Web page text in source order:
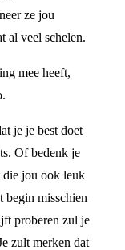
ze jou
al veel schelen.
mee heeft,
je je best doet
Of bedenk je
die jou ook leuk
begin misschien
proberen zul je
zult merken dat